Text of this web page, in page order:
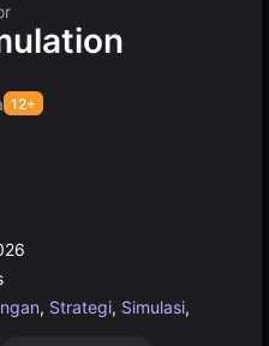
12+
, Strategi, Simulasi,